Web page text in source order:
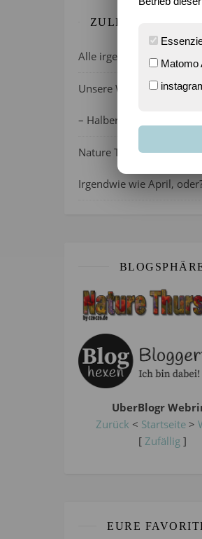
ZULETZT
Alle irgendwie verrückt,
Unsere Wochenlieblinge
– Halber Alltag ist zurück
Nature Thursday 21/
Irgendwie wie April,
UberBlogr
Zurück < Startseite>
[ Zufällig]
EURE
Matomo